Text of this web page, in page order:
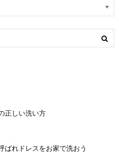
正しい洗い方
ばれドレスをお家で洗おう